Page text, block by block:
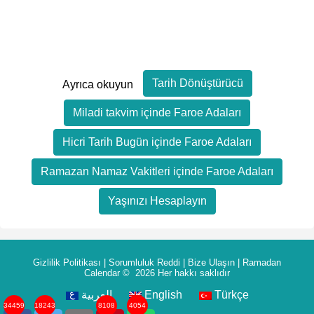
Ayrıca okuyun Tarih Dönüştürücü
Miladi takvim içinde Faroe Adaları
Hicri Tarih Bugün içinde Faroe Adaları
Ramazan Namaz Vakitleri içinde Faroe Adaları
Yaşınızı Hesaplayın
Gizlilik Politikası Sorumluluk Reddi Bize Ulaşın
Ramadan
Calendar© 2026 Her hakkı saklıdır
العربية English Türkçe
34459 18243 8108 4054